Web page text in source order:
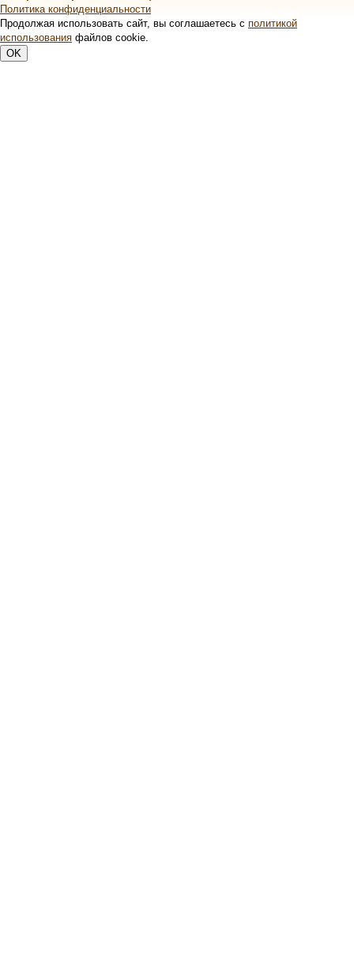
Политика конфиденциальности
Продолжая использовать сайт, вы соглашаетесь с политикой
использования файлов cookie.
OK